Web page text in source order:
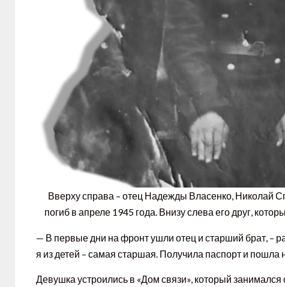
Вверху справа – отец Надежды Власенко, Николай
погиб в апреле 1945 года. Внизу слева его друг,
— В первые дни на фронт ушли отец и старший брат, –
я из детей – самая старшая. Получила паспорт и пошла
Девушка устроились в «Дом связи», который